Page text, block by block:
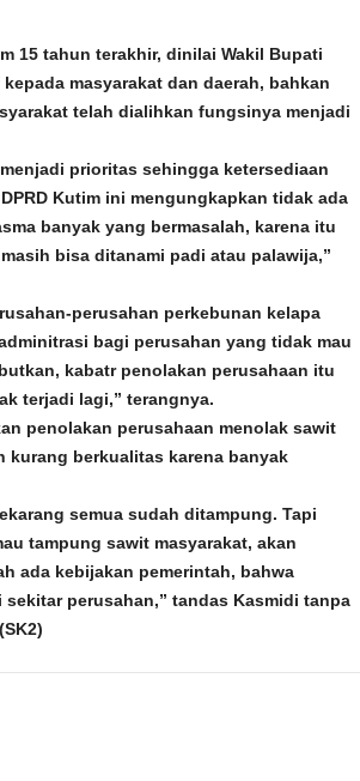
15 tahun terakhir, dinilai Wakil Bupati
masyarakat dan daerah, bahkan
telah dialihkan fungsinya menjadi
prioritas sehingga ketersediaan
Kutim ini mengungkapkan tidak ada
banyak yang bermasalah, karena itu
bisa ditanami padi atau palawija,”
perusahan perkebunan kelapa
bagi perusahan yang tidak mau
kabatr penolakan perusahaan itu
terjadi lagi,” terangnya.
penolakan perusahaan menolak sawit
kurang berkualitas karena banyak
semua sudah ditampung. Tapi
tampung sawit masyarakat, akan
ada kebijakan pemerintah, bahwa
perusahan,” tandas Kasmidi tanpa
(SK2)